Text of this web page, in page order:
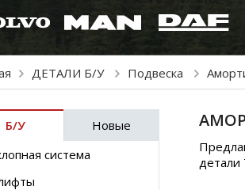
ДЕТАЛИ Б/У Подвеска
Б/У
Новые
система
детали